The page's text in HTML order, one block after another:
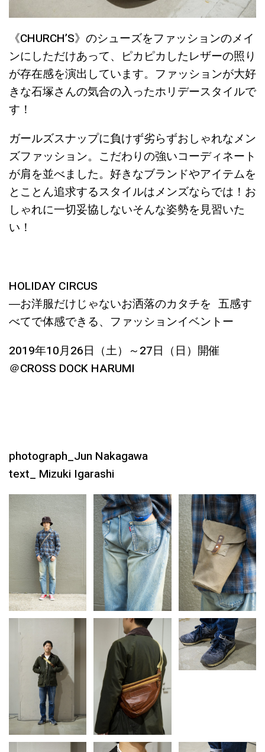
《CHURCH’S》のシューズをファッションのメイ
ンにしただけあって、ピカピカしたレザーの照り
が存在感を演出しています。ファッションが大好
きな石塚さんの気合の入ったホリデースタイルで
す！
ガールズスナップに負けず劣らずおしゃれなメン
ズファッション。こだわりの強いコーディネート
が肩を並べました。好きなブランドやアイテムを
とことん追求するスタイルはメンズならでは！お
しゃれに一切妥協しないそんな姿勢を見習いた
い！
HOLIDAY CIRCUS
―お洋服だけじゃないお洒落のカタチを 五感す
べてで体感できる、ファッションイベントー
2019年10月26日（土）～27日（日）開催
＠CROSS DOCK HARUMI
photograph_Jun Nakagawa
text_ Mizuki Igarashi